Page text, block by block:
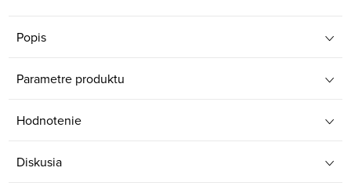
Popis
Parametre produktu
Hodnotenie
Diskusia